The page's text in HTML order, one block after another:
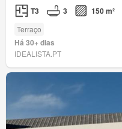
T3 3 150 m²
Terraço
Há 30+ dias
IDEALISTA.PT